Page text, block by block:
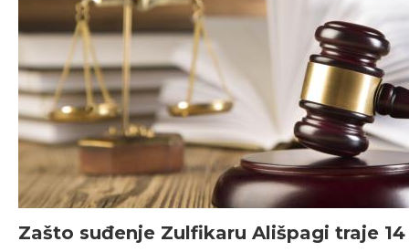
Zašto suđenje Zulfikaru Ališpagi traje